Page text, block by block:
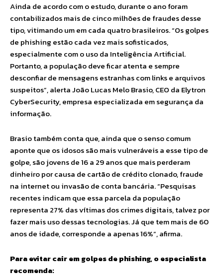
Ainda de acordo com o estudo, durante o ano foram
contabilizados mais de cinco milhões de fraudes desse
tipo, vitimando um em cada quatro brasileiros. “Os golpes
de phishing estão cada vez mais sofisticados,
especialmente com o uso da Inteligência Artificial.
Portanto, a população deve ficar atenta e sempre
desconfiar de mensagens estranhas com links e arquivos
suspeitos”, alerta João Lucas Melo Brasio, CEO da Elytron
CyberSecurity, empresa especializada em segurança da
informação.
Brasio também conta que, ainda que o senso comum
aponte que os idosos são mais vulneráveis a esse tipo de
golpe, são jovens de 16 a 29 anos que mais perderam
dinheiro por causa de cartão de crédito clonado, fraude
na internet ou invasão de conta bancária. “Pesquisas
recentes indicam que essa parcela da população
representa 27% das vítimas dos crimes digitais, talvez por
fazer mais uso dessas tecnologias. Já que tem mais de 60
anos de idade, corresponde a apenas 16%”, afirma.
Para evitar cair em golpes de phishing, o especialista
recomenda: